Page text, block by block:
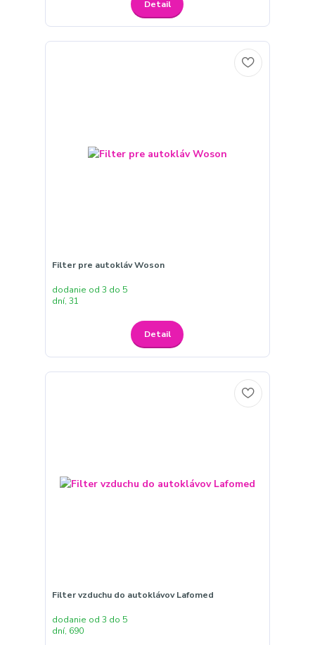
Detail
Filter pre autokláv Woson
dodanie od 3 do 5
dní, 31
Detail
Filter vzduchu do autoklávov Lafomed
dodanie od 3 do 5
dní, 690